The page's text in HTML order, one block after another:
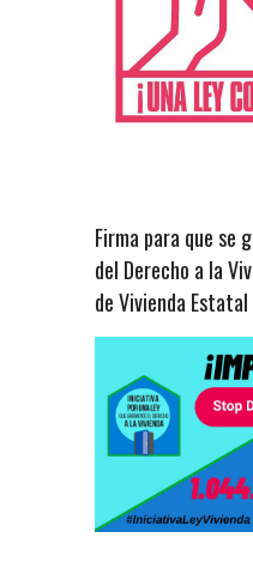
Firma para que se
del Derecho a la
de Vivienda Estatal